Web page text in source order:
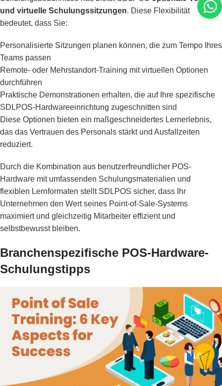
und virtuelle Schulungssitzungen. Diese Flexibilität
bedeutet, dass Sie:
Personalisierte Sitzungen planen können, die zum Tempo Ihres
Teams passen
Remote- oder Mehrstandort-Training mit virtuellen Optionen
durchführen
Praktische Demonstrationen erhalten, die auf Ihre spezifische
SDLPOS-Hardwareeinrichtung zugeschnitten sind
Diese Optionen bieten ein maßgeschneidertes Lernerlebnis,
das das Vertrauen des Personals stärkt und Ausfallzeiten
reduziert.
Durch die Kombination aus benutzerfreundlicher POS-
Hardware mit umfassenden Schulungsmaterialien und
flexiblen Lernformaten stellt SDLPOS sicher, dass Ihr
Unternehmen den Wert seines Point-of-Sale-Systems
maximiert und gleichzeitig Mitarbeiter effizient und
selbstbewusst bleiben.
Branchenspezifische POS-Hardware-
Schulungstipps